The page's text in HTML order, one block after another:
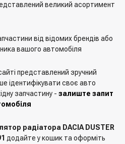
великий асортимент
від відомих брендів або
вашого автомобіля
представлений зручний
ідентифікувати своє авто
запчастину - залиште запит
радіатора DACIA DUSTER
додайте у кошик та оформіть